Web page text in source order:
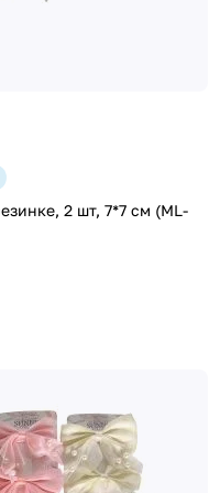
7*7 см (ML-